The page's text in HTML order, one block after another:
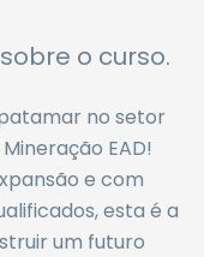
o curso.
no setor
EAD!
e com
esta é a
um futuro